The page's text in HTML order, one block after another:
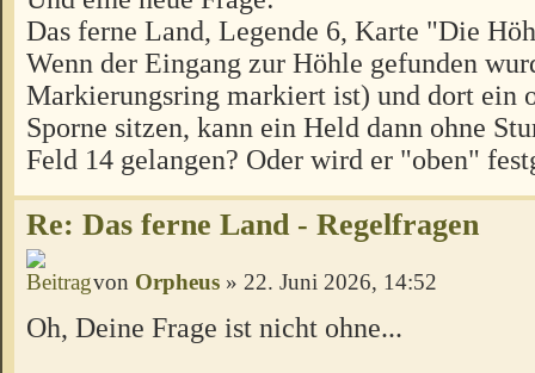
Das ferne Land, Legende 6, Karte "Die
Wenn der Eingang zur Höhle gefunden
Markierungsring markiert ist) und dort ein
Sporne sitzen, kann ein Held dann ohne
Feld 14 gelangen? Oder wird er "oben"
Re: Das ferne Land - Regelfragen
von Orpheus » 22. Juni 2026, 14:52
Oh, Deine Frage ist nicht ohne...